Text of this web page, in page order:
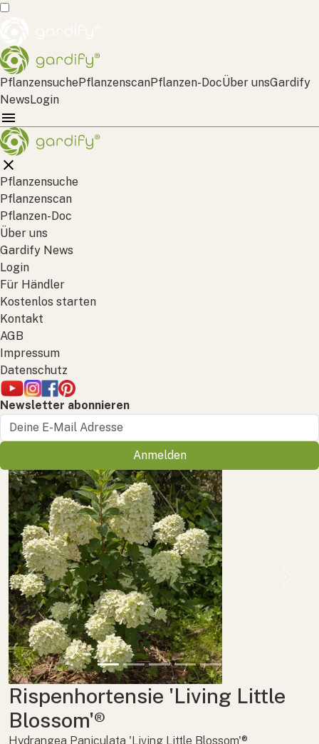
PflanzensuchePflanzenscanPflanzen-DocÜber unsGardify
NewsLogin
Pflanzensuche
Pflanzenscan
Pflanzen-Doc
Über uns
Gardify News
Login
Für Händler
Kostenlos starten
Kontakt
AGB
Impressum
Datenschutz
Newsletter abonnieren
Anmelden
Previous
Rispenhortensie 'Living Little
Blossom'®
Hydrangea Paniculata 'Living Little Blossom'®